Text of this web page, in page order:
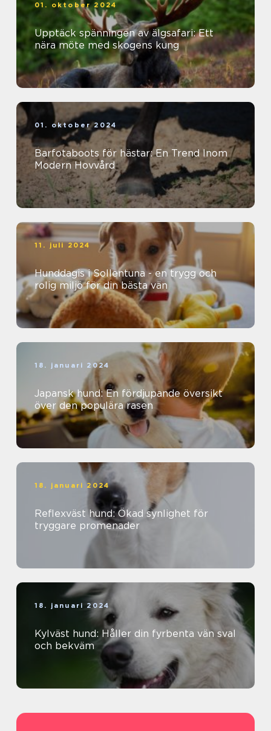
01. oktober 2024
Upptäck spänningen av älgsafari: Ett
nära möte med skogens kung
01. oktober 2024
Barfotaboots för hästar: En Trend Inom
Modern Hovvård
11. juli 2024
Hunddagis i Sollentuna - en trygg och
rolig miljö för din bästa vän
18. januari 2024
Japansk hund: En fördjupande översikt
över den populära rasen
18. januari 2024
Reflexväst hund: Ökad synlighet för
tryggare promenader
18. januari 2024
Kylväst hund: Håller din fyrbenta vän sval
och bekväm